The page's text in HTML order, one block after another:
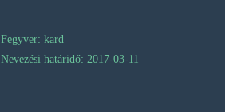
Fegyver: kard
Nevezési határidő: 2017-03-11